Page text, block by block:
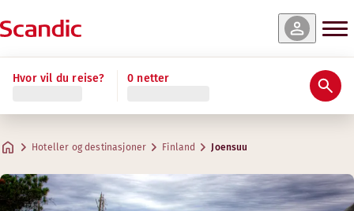
Hvor vil du reise? 0 netter
Hoteller og destinasjoner Finland Joensuu